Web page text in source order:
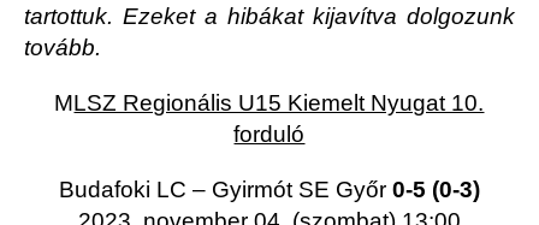
tartottuk. Ezeket a hibákat kijavítva dolgozunk
tovább.
MLSZ Regionális U15 Kiemelt Nyugat 10.
forduló
Budafoki LC – Gyirmót SE Győr 0-5 (0-3)